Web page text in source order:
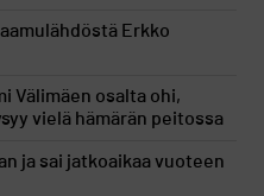
Erkko
Välimäen osalta ohi,
vielä hämärän peitossa
ja sai jatkoaikaa vuoteen